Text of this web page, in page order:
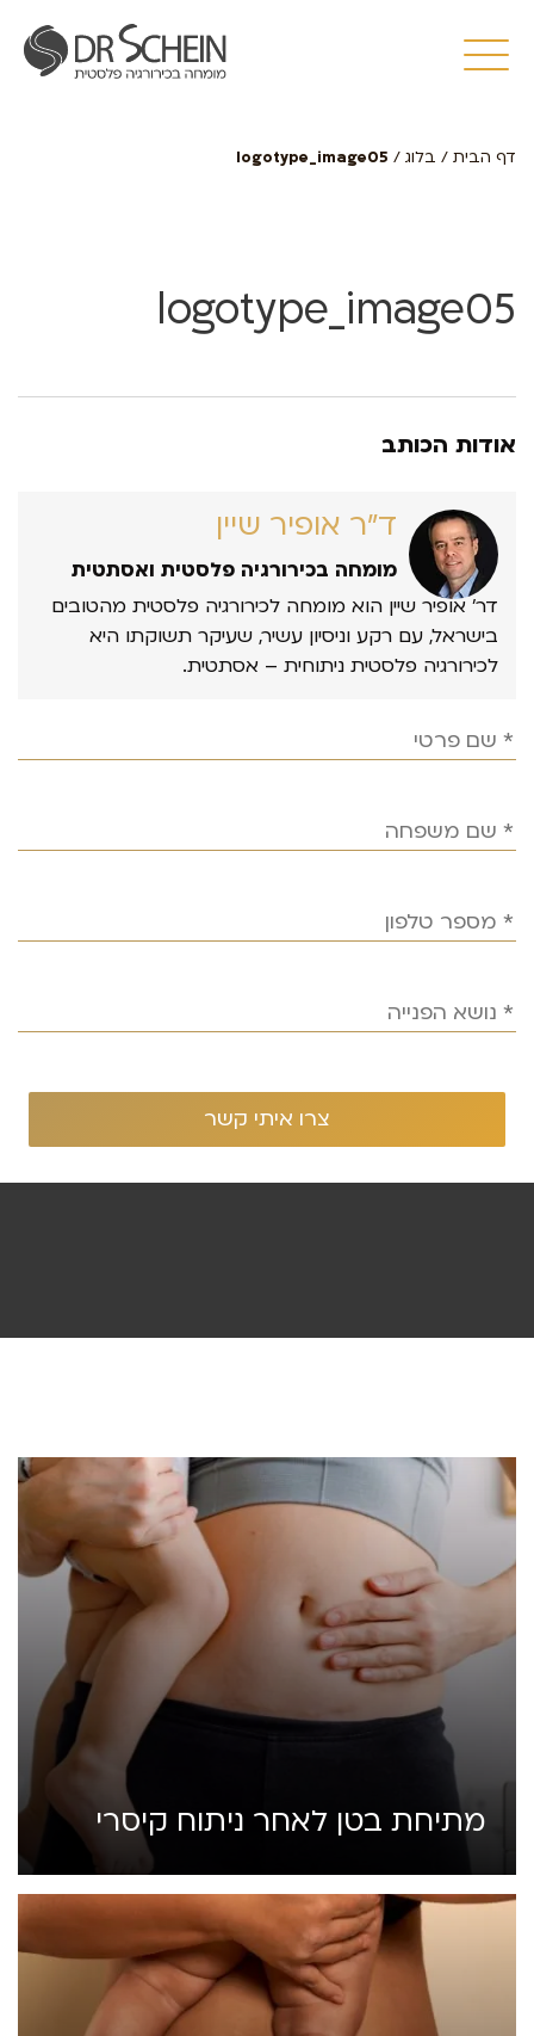
דף הבית / בלוג /
logotype_image05
logotype_image05
אודות הכותב
ד״ר אופיר שיין
מומחה בכירורגיה פלסטית ואסתטית
דר’ אופיר שיין הוא מומחה לכירורגיה פלסטית מהטובים
בישראל, עם רקע וניסיון עשיר, שעיקר תשוקתו היא
לכירורגיה פלסטית ניתוחית – אסתטית.
מתיחת בטן לאחר ניתוח קיסרי